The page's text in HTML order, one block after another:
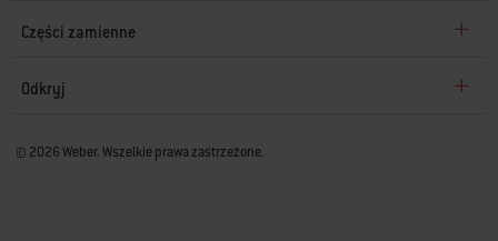
Części zamienne
Odkryj
© 2026 Weber. Wszelkie prawa zastrzeżone.